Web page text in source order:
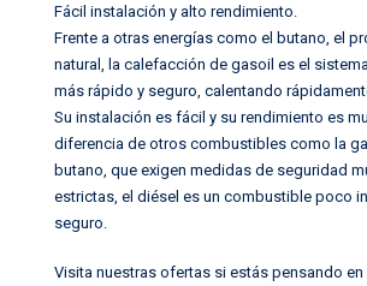
Fácil instalación y alto rendimiento.
Frente a otras energías como el butano, el
natural, la calefacción de gasoil es el
más rápido y seguro, calentando
Su instalación es fácil y su rendimiento es
diferencia de otros combustibles como la
butano, que exigen medidas de seguridad
estrictas, el diésel es un combustible poco
seguro.
Visita nuestras ofertas si estás pensando en